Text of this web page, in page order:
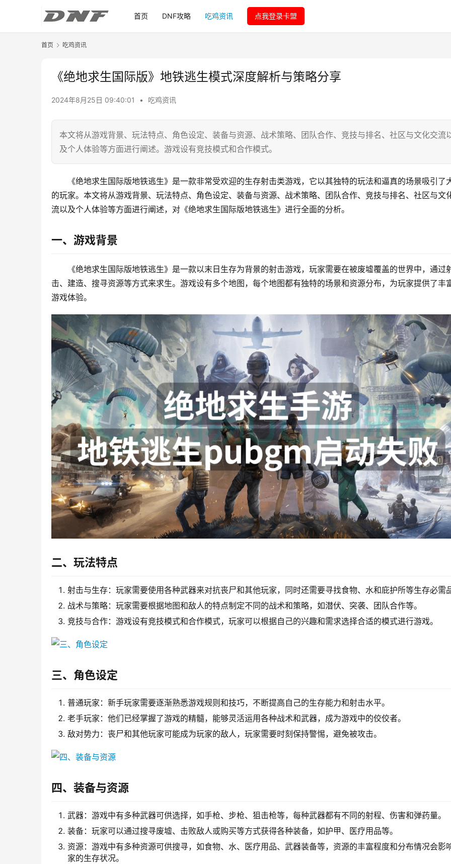
首页 DNF攻略 吃鸡资讯 点我登录卡盟
首页 吃鸡资讯
《绝地求生国际版》地铁逃生模式深度解析与策略分享
2024年8月25日 09:40:01 • 吃鸡资讯
本文将从游戏背景、玩法特点、角色设定、装备与资源、战术策略、团队合作、竞技与排名、社区与文化交流
及个人体验等方面进行阐述。游戏设有竞技模式和合作模式。
《绝地求生国际版地铁逃生》是一款非常受欢迎的生存射击类游戏，它以其独特的玩法和逼真的场景吸引了
的玩家。本文将从游戏背景、玩法特点、角色设定、装备与资源、战术策略、团队合作、竞技与排名、社区与文
流以及个人体验等方面进行阐述，对《绝地求生国际版地铁逃生》进行全面的分析。
一、游戏背景
《绝地求生国际版地铁逃生》是一款以末日生存为背景的射击游戏，玩家需要在被废墟覆盖的世界中，通过
击、建造、搜寻资源等方式来求生。游戏设有多个地图，每个地图都有独特的场景和资源分布，为玩家提供了丰
游戏体验。
二、玩法特点
射击与生存：玩家需要使用各种武器来对抗丧尸和其他玩家，同时还需要寻找食物、水和庇护所等生存必需
战术与策略：玩家需要根据地图和敌人的特点制定不同的战术和策略，如潜伏、突袭、团队合作等。
竞技与合作：游戏设有竞技模式和合作模式，玩家可以根据自己的兴趣和需求选择合适的模式进行游戏。
三、角色设定
普通玩家：新手玩家需要逐渐熟悉游戏规则和技巧，不断提高自己的生存能力和射击水平。
老手玩家：他们已经掌握了游戏的精髓，能够灵活运用各种战术和武器，成为游戏中的佼佼者。
敌对势力：丧尸和其他玩家可能成为玩家的敌人，玩家需要时刻保持警惕，避免被攻击。
四、装备与资源
武器：游戏中有多种武器可供选择，如手枪、步枪、狙击枪等，每种武器都有不同的射程、伤害和弹药量。
装备：玩家可以通过搜寻废墟、击败敌人或购买等方式获得各种装备，如护甲、医疗用品等。
资源：游戏中有多种资源可供搜寻，如食物、水、医疗用品、武器装备等，资源的丰富程度和分布情况会影
家的生存状况。